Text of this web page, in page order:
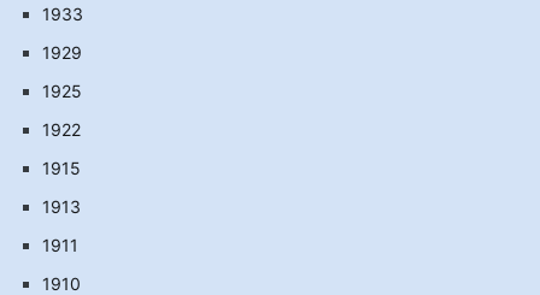
1933
1929
1925
1922
1915
1913
1911
1910